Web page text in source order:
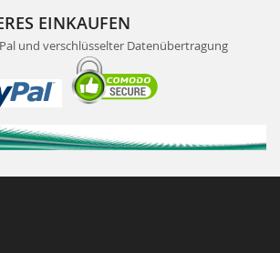
EINKAUFEN
und verschlüsselter Datenübertragung